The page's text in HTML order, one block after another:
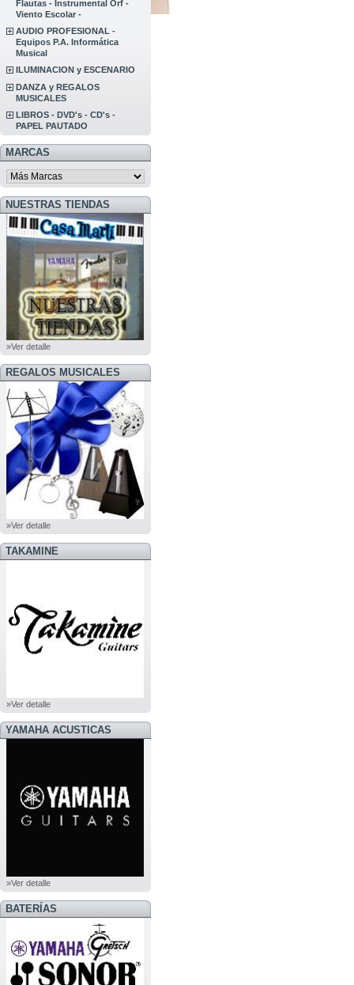
Flautas - Instrumental Orf -
Viento Escolar -
AUDIO PROFESIONAL -
Equipos P.A. Informática
Musical
ILUMINACION y ESCENARIO
DANZA y REGALOS
MUSICALES
LIBROS - DVD's - CD's -
PAPEL PAUTADO
MARCAS
NUESTRAS TIENDAS
»Ver detalle
REGALOS MUSICALES
»Ver detalle
TAKAMINE
»Ver detalle
YAMAHA ACUSTICAS
»Ver detalle
BATERÍAS